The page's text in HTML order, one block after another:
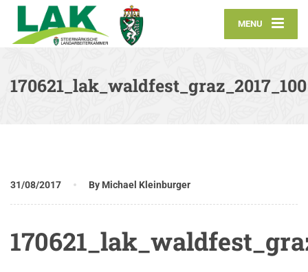
MENU
170621_lak_waldfest_graz_2017_100
31/08/2017 By Michael Kleinburger